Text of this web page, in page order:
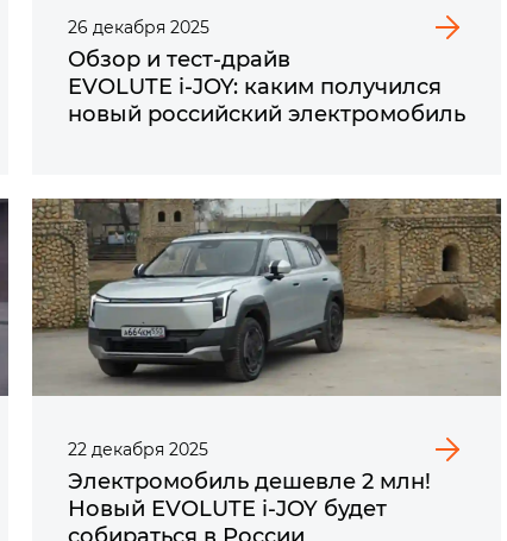
26 декабря 2025
Обзор и тест-драйв
EVOLUTE i‑JOY: каким получился
новый российский электромобиль
22 декабря 2025
Электромобиль дешевле 2 млн!
Новый EVOLUTE i‑JOY будет
собираться в России